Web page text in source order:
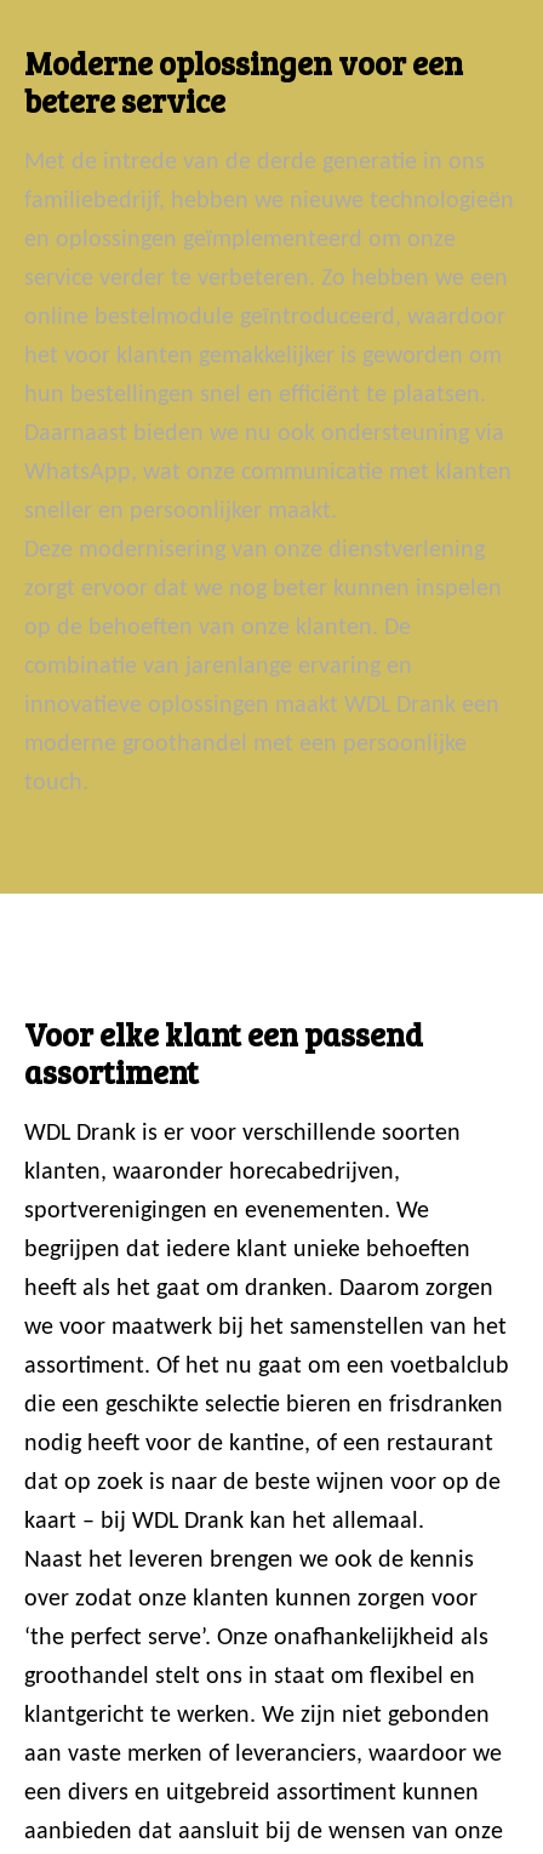
Moderne oplossingen voor een
betere service
Met de intrede van de derde generatie in ons
familiebedrijf, hebben we nieuwe technologieën
en oplossingen geïmplementeerd om onze
service verder te verbeteren. Zo hebben we een
online bestelmodule geïntroduceerd, waardoor
het voor klanten gemakkelijker is geworden om
hun bestellingen snel en efficiënt te plaatsen.
Daarnaast bieden we nu ook ondersteuning via
WhatsApp, wat onze communicatie met klanten
sneller en persoonlijker maakt.
Deze modernisering van onze dienstverlening
zorgt ervoor dat we nog beter kunnen inspelen
op de behoeften van onze klanten. De
combinatie van jarenlange ervaring en
innovatieve oplossingen maakt WDL Drank een
moderne groothandel met een persoonlijke
touch.
Voor elke klant een passend
assortiment
WDL Drank is er voor verschillende soorten
klanten, waaronder horecabedrijven,
sportverenigingen en evenementen. We
begrijpen dat iedere klant unieke behoeften
heeft als het gaat om dranken. Daarom zorgen
we voor maatwerk bij het samenstellen van het
assortiment. Of het nu gaat om een voetbalclub
die een geschikte selectie bieren en frisdranken
nodig heeft voor de kantine, of een restaurant
dat op zoek is naar de beste wijnen voor op de
kaart – bij WDL Drank kan het allemaal.
Naast het leveren brengen we ook de kennis
over zodat onze klanten kunnen zorgen voor
‘the perfect serve’. Onze onafhankelijkheid als
groothandel stelt ons in staat om flexibel en
klantgericht te werken. We zijn niet gebonden
aan vaste merken of leveranciers, waardoor we
een divers en uitgebreid assortiment kunnen
aanbieden dat aansluit bij de wensen van onze